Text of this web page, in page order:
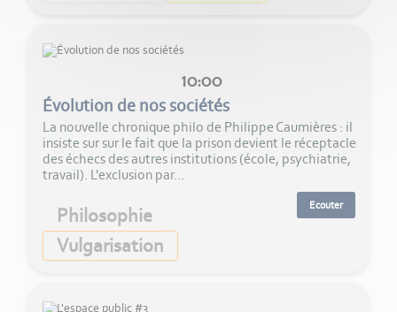
10:00
Évolution de nos sociétés
La nouvelle chronique philo de Philippe Caumières : il
insiste sur sur le fait que la prison devient le réceptacle
des échecs des autres institutions (école, psychiatrie,
travail). L'exclusion par...
Philosophie
Vulgarisation
Ecouter